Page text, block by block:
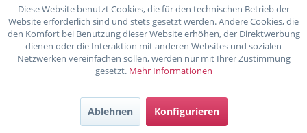
Merken
Diese Website benutzt Cookies, die für den technischen Betrieb der
Website erforderlich sind und stets gesetzt werden. Andere Cookies, die
den Komfort bei Benutzung dieser Website erhöhen, der Direktwerbung
dienen oder die Interaktion mit anderen Websites und sozialen
Netzwerken vereinfachen sollen, werden nur mit Ihrer Zustimmung
gesetzt. Mehr Informationen
Ablehnen Konfigurieren